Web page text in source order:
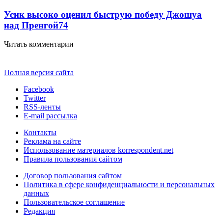
Усик высоко оценил быструю победу Джошуа
над Пренгой74
Читать комментарии
Полная версия сайта
Facebook
Twitter
RSS-ленты
E-mail рассылка
Контакты
Реклама на сайте
Использование материалов korrespondent.net
Правила пользования сайтом
Договор пользования сайтом
Политика в сфере конфиденциальности и персональных
данных
Пользовательское соглашение
Редакция